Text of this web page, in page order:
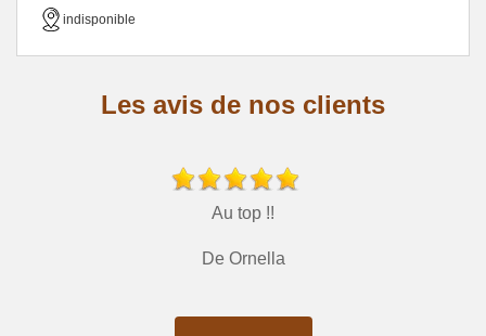
indisponible
Les avis de nos clients
Au top !!
De Ornella